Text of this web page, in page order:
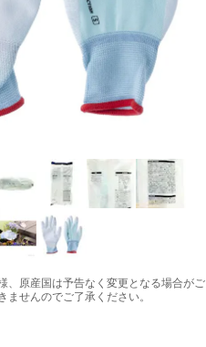
、原産国は予告なく変更となる場合がご
ませんのでご了承ください。